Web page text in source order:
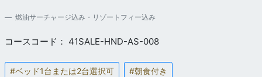
燃油サーチャージ込み・リゾートフィー込み
コースコード： 41SALE-HND-AS-008
#ベッド1台または2台選択可 #朝食付き